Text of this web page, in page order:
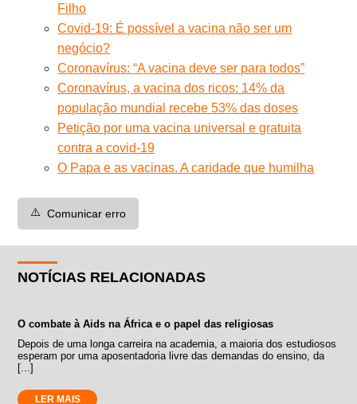
Filho
Covid-19: É possível a vacina não ser um
negócio?
Coronavírus: “A vacina deve ser para todos”
Coronavírus, a vacina dos ricos: 14% da
população mundial recebe 53% das doses
Petição por uma vacina universal e gratuita
contra a covid-19
O Papa e as vacinas. A caridade que humilha
⚠️ Comunicar erro
NOTÍCIAS RELACIONADAS
O combate à Aids na África e o papel das religiosas
Depois de uma longa carreira na academia, a maioria dos estudiosos
esperam por uma aposentadoria livre das demandas do ensino, da
[...]
LER MAIS